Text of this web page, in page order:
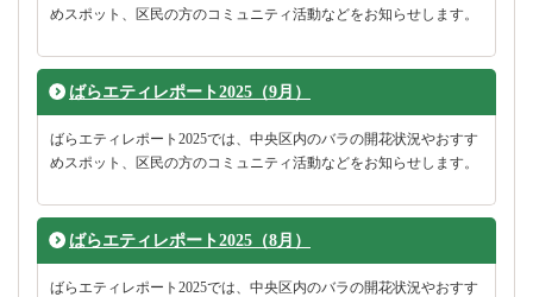
めスポット、区民の方のコミュニティ活動などをお知らせします。
ばらエティレポート2025（9月）
ばらエティレポート2025では、中央区内のバラの開花状況やおすす
めスポット、区民の方のコミュニティ活動などをお知らせします。
ばらエティレポート2025（8月）
ばらエティレポート2025では、中央区内のバラの開花状況やおすす